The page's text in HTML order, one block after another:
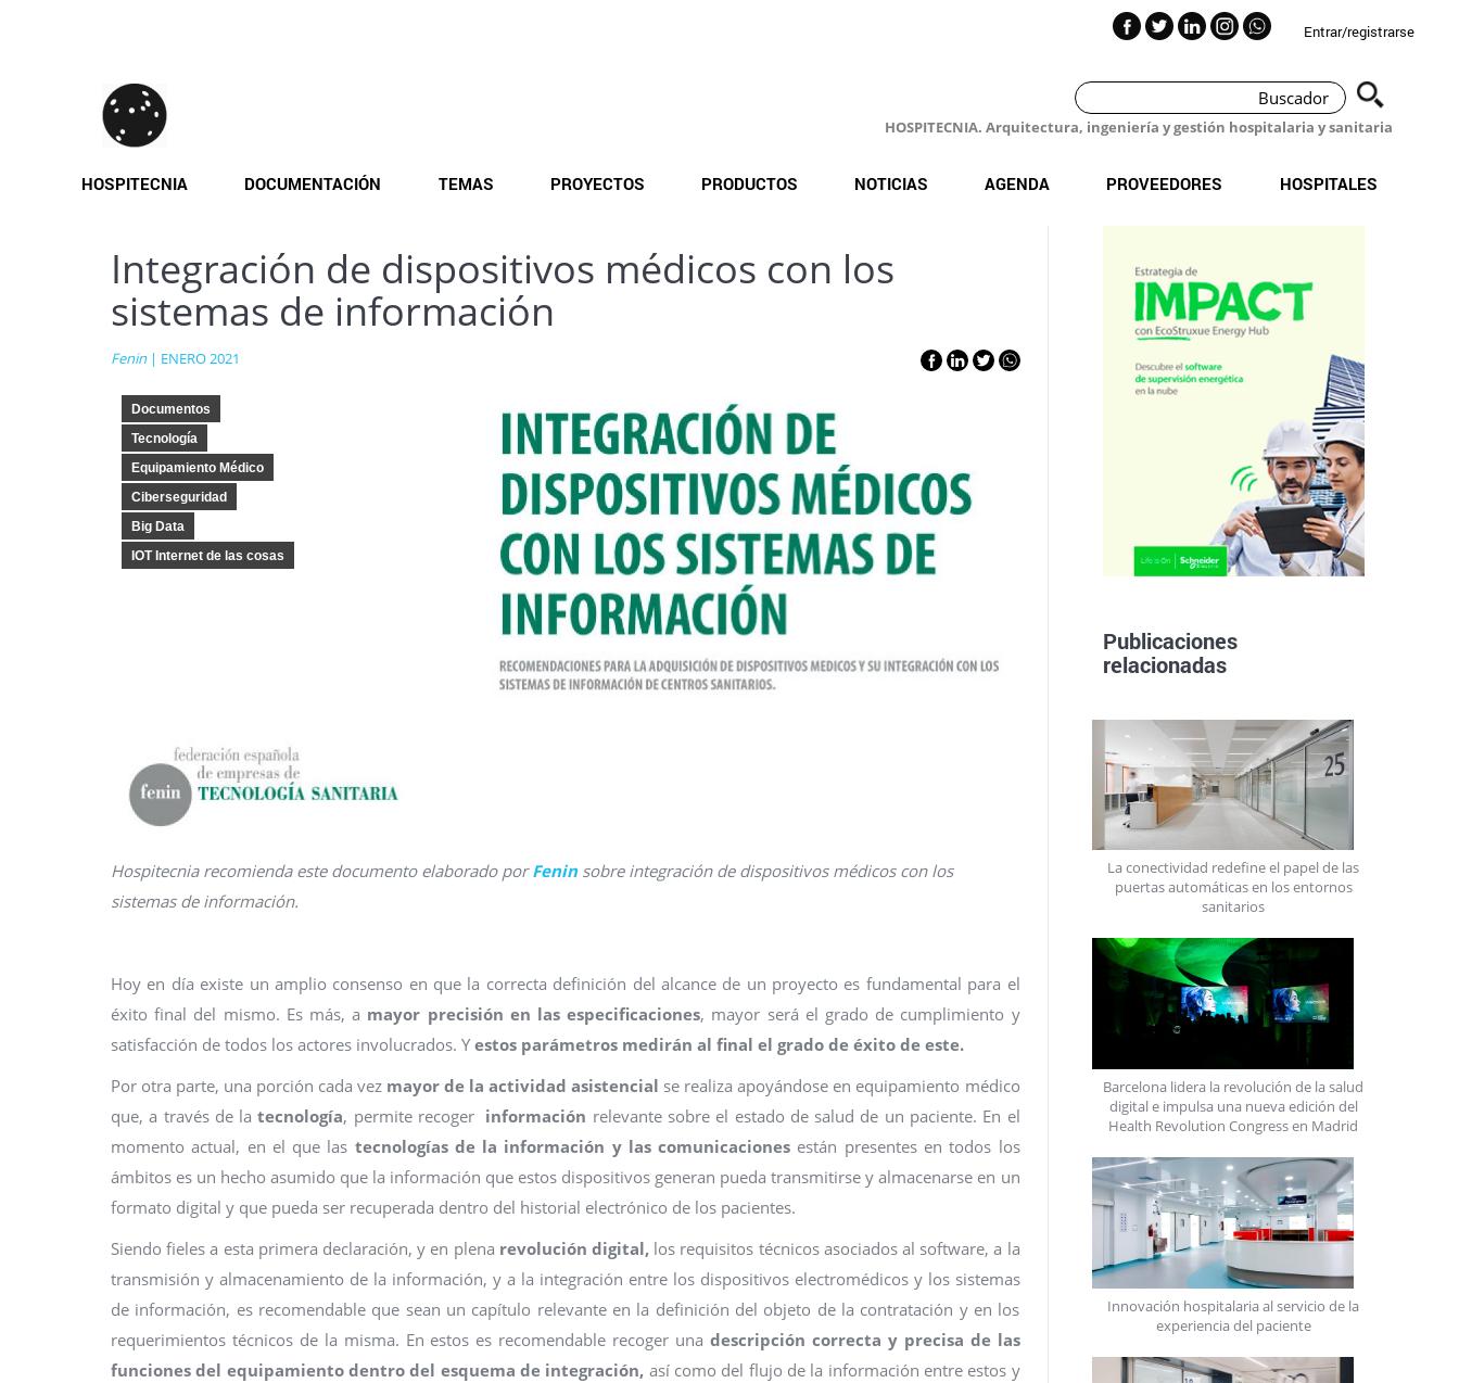
Entrar/registrarse
HOSPITECNIA. Arquitectura, ingeniería y gestión hospitalaria y sanitaria
HOSPITECNIA DOCUMENTACIÓN TEMAS PROYECTOS PRODUCTOS NOTICIAS AGENDA PROVEEDORES HOSPITALES
Integración de dispositivos médicos con los
sistemas de información
Fenin| ENERO 2021
Documentos
Tecnología
Equipamiento Médico
Ciberseguridad
Big Data
IOT Internet de las cosas
Hospitecnia recomienda este documento elaborado porFenin sobre integración de dispositivos médicos con los
sistemas de información.
Hoy en día existe un amplio consenso en que la correcta definición del alcance de un proyecto es fundamental para el
éxito final del mismo. Es más, a mayor precisión en las especificaciones, mayor será el grado de cumplimiento y
satisfacción de todos los actores involucrados. Y estos parámetros medirán al final el grado de éxito de este.
Por otra parte, una porción cada vez mayor de la actividad asistencial se realiza apoyándose en equipamiento médico
que, a través de latecnología, permite recoger información relevante sobre el estado de salud de un paciente. En el
momento actual, en el que las tecnologías de la información y las comunicaciones están presentes en todos los
ámbitos es un hecho asumido que la información que estos dispositivos generan pueda transmitirse y almacenarse en un
formato digital y que pueda ser recuperada dentro del historial electrónico de los pacientes.
Siendo fieles a esta primera declaración, y en plena revolución digital,los requisitos técnicos asociados al software, a la
transmisión y almacenamiento de la información, y a la integración entre los dispositivos electromédicos y los sistemas
de información, es recomendable que sean un capítulo relevante en la definición del objeto de la contratación y en los
requerimientos técnicos de la misma. En estos es recomendable recoger una descripción correcta y precisa de las
funciones del equipamiento dentro del esquema de integración, así como del flujo de la información entre estos y
Publicaciones
relacionadas
La conectividad redefine el papel de las
puertas automáticas en los entornos
sanitarios
Barcelona lidera la revolución de la salud
digital e impulsa una nueva edición del
Health Revolution Congress en Madrid
Innovación hospitalaria al servicio de la
experiencia del paciente